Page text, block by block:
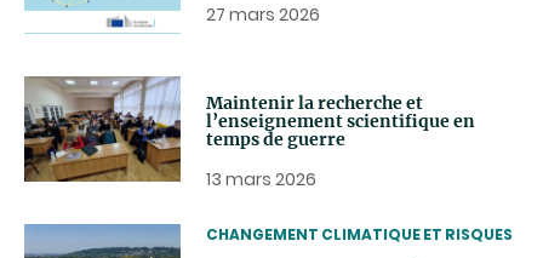
27 mars 2026
Maintenir la recherche et
l’enseignement scientifique en
temps de guerre
13 mars 2026
THEMATIC
CHANGEMENT CLIMATIQUE ET RISQUES